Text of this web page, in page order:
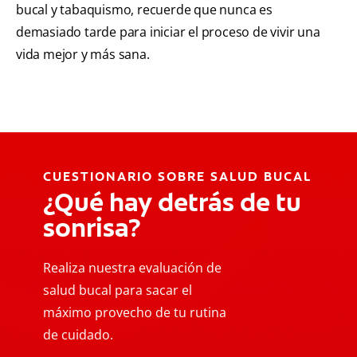
bucal y tabaquismo, recuerde que nunca es
demasiado tarde para iniciar el proceso de vivir una
vida mejor y más sana.
CUESTIONARIO SOBRE SALUD BUCAL
¿Qué hay detrás de tu
sonrisa?
Realiza nuestra evaluación de
salud bucal para sacar el
máximo provecho de tu rutina
de cuidado.